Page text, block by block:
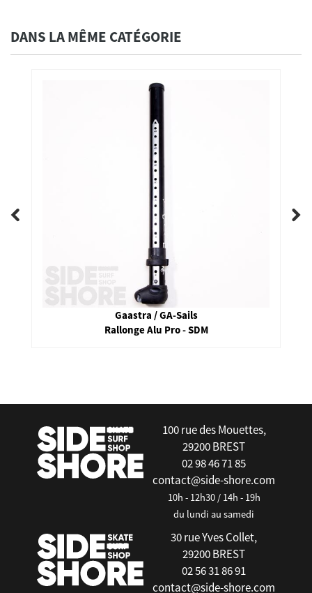
DANS LA MÊME CATÉGORIE
Gaastra / GA-Sails
Rallonge Alu Pro - SDM
100 rue des Mouettes,
29200 BREST
02 98 46 71 85
contact@side-shore.com
10h - 12h30 / 14h - 19h
du lundi au samedi
30 rue Yves Collet,
29200 BREST
02 56 31 86 91
contact@side-shore.com